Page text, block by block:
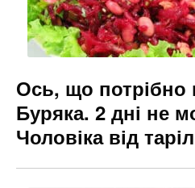
Ось, що потрібно
Буряка. 2 дні не
Чоловіка від